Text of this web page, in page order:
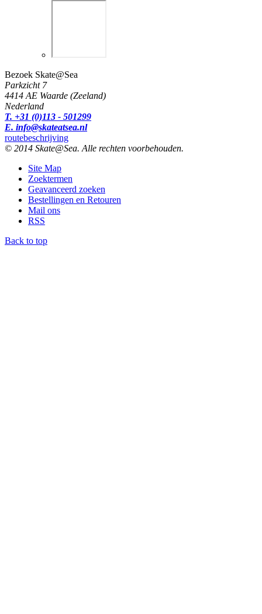
Bezoek Skate@Sea
Parkzicht 7
4414 AE Waarde (Zeeland)
Nederland
T. +31 (0)113 - 501299
E. info@skateatsea.nl
routebeschrijving
© 2014 Skate@Sea. Alle rechten voorbehouden.
Site Map
Zoektermen
Geavanceerd zoeken
Bestellingen en Retouren
Mail ons
RSS
Back to top